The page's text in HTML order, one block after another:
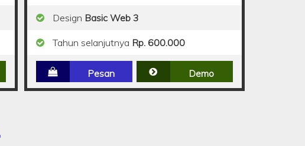
Design Basic Web 3
Tahun selanjutnya Rp. 600.000
Pesan Demo